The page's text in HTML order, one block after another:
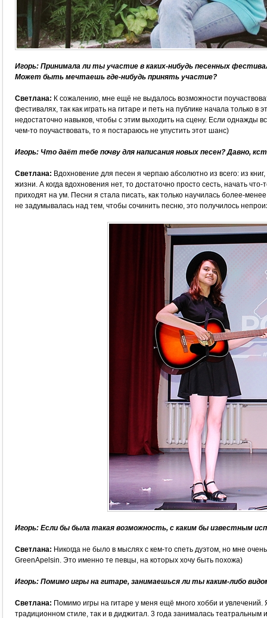
Игорь: Принимала ли ты участие в каких-нибудь песенных
Может быть мечтаешь где-нибудь принять участие?
Светлана: К сожалению, мне ещё не выдалось возможности
фестивалях, так как играть на гитаре и петь на публике начала только в
недостаточно навыков, чтобы с этим выходить на сцену. Если однажды
чем-то поучаствовать, то я постараюсь не упустить этот шанс)
Игорь: Что даёт тебе почву для написания новых песен? Давно,
Светлана: Вдохновение для песен я черпаю абсолютно из всего: из
жизни. А когда вдохновения нет, то достаточно просто сесть, начать
приходят на ум. Песни я стала писать, как только научилась более-
не задумывалась над тем, чтобы сочинить песню, это получилось
Игорь: Если бы была такая возможность, с каким бы известным
Светлана: Никогда не было в мыслях с кем-то спеть дуэтом, но мне
GreenApelsin. Это именно те певцы, на которых хочу быть похожа)
Игорь: Помимо игры на гитаре, занимаешься ли ты каким-либо
Светлана: Помимо игры на гитаре у меня ещё много хобби и увлечений.
традиционном стиле, так и в диджитал. 3 года занималась театральным